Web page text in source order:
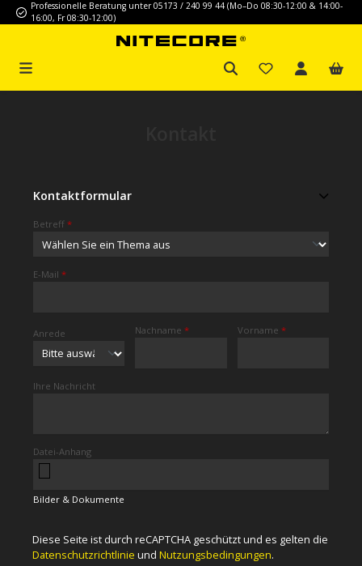
Zum Hauptinhalt springen
Professionelle Beratung unter 05173 / 240 99 44 (Mo–Do 08:30-12:00 & 14:00-
16:00, Fr 08:30-12:00)
Kontaktformular
Betreff *
E-Mail *
Anrede Nachname* Vorname *
Ihre Nachricht
Datei-Anhang
Bilder & Dokumente
Diese Seite ist durch reCAPTCHA geschützt und es gelten die
Datenschutzrichtlinie und Nutzungsbedingungen.